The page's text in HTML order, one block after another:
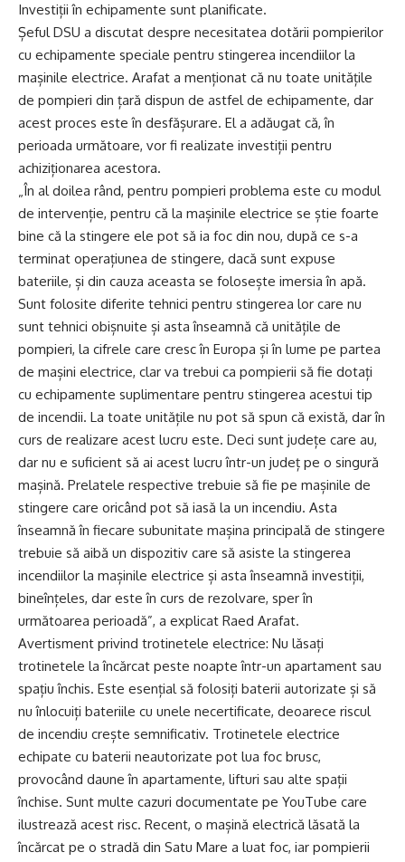
Investiții în echipamente sunt planificate.
Șeful DSU a discutat despre necesitatea dotării pompierilor
cu echipamente speciale pentru stingerea incendiilor la
mașinile electrice. Arafat a menționat că nu toate unitățile
de pompieri din țară dispun de astfel de echipamente, dar
acest proces este în desfășurare. El a adăugat că, în
perioada următoare, vor fi realizate investiții pentru
achiziționarea acestora.
„În al doilea rând, pentru pompieri problema este cu modul
de intervenție, pentru că la mașinile electrice se știe foarte
bine că la stingere ele pot să ia foc din nou, după ce s-a
terminat operațiunea de stingere, dacă sunt expuse
bateriile, și din cauza aceasta se folosește imersia în apă.
Sunt folosite diferite tehnici pentru stingerea lor care nu
sunt tehnici obișnuite și asta înseamnă că unitățile de
pompieri, la cifrele care cresc în Europa și în lume pe partea
de mașini electrice, clar va trebui ca pompierii să fie dotați
cu echipamente suplimentare pentru stingerea acestui tip
de incendii. La toate unitățile nu pot să spun că există, dar în
curs de realizare acest lucru este. Deci sunt județe care au,
dar nu e suficient să ai acest lucru într-un județ pe o singură
mașină. Prelatele respective trebuie să fie pe mașinile de
stingere care oricând pot să iasă la un incendiu. Asta
înseamnă în fiecare subunitate mașina principală de stingere
trebuie să aibă un dispozitiv care să asiste la stingerea
incendiilor la mașinile electrice și asta înseamnă investiții,
bineînțeles, dar este în curs de rezolvare, sper în
următoarea perioadă”, a explicat Raed Arafat.
Avertisment privind trotinetele electrice: Nu lăsați
trotinetele la încărcat peste noapte într-un apartament sau
spațiu închis. Este esențial să folosiți baterii autorizate și să
nu înlocuiți bateriile cu unele necertificate, deoarece riscul
de incendiu crește semnificativ. Trotinetele electrice
echipate cu baterii neautorizate pot lua foc brusc,
provocând daune în apartamente, lifturi sau alte spații
închise. Sunt multe cazuri documentate pe YouTube care
ilustrează acest risc. Recent, o mașină electrică lăsată la
încărcat pe o stradă din Satu Mare a luat foc, iar pompierii